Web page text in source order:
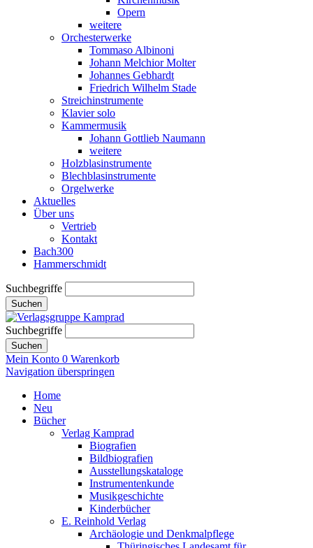
Opern
weitere
Orchesterwerke
Tommaso Albinoni
Johann Melchior Molter
Johannes Gebhardt
Friedrich Wilhelm Stade
Streichinstrumente
Klavier solo
Kammermusik
Johann Gottlieb Naumann
weitere
Holzblasinstrumente
Blechblasinstrumente
Orgelwerke
Aktuelles
Über uns
Vertrieb
Kontakt
Bach300
Hammerschmidt
Suchbegriffe
Suchen
Suchbegriffe
Suchen
Mein Konto 0 Warenkorb
Navigation überspringen
Home
Neu
Bücher
Verlag Kamprad
Biografien
Bildbiografien
Ausstellungskataloge
Instrumentenkunde
Musikgeschichte
Kinderbücher
E. Reinhold Verlag
Archäologie und Denkmalpflege